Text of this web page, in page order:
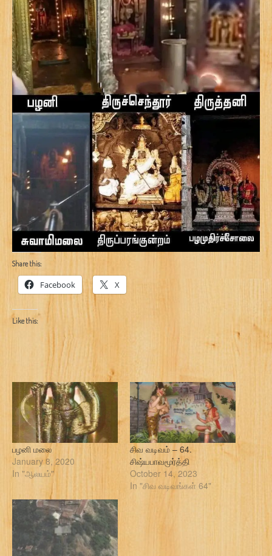
Share this:
Facebook X
Like this:
பழனி மலை
January 8, 2020
In "ஆலயம்"
சிவ வடிவம் – 64.
சிஷ்யபாவமூர்த்தி
October 14, 2023
In "சிவ வடிவங்கள் 64"